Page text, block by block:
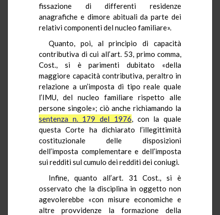
fissazione di differenti residenze
anagrafiche e dimore abituali da parte dei
relativi componenti del nucleo familiare».
Quanto, poi, al principio di capacità
contributiva di cui all’art. 53, primo comma,
Cost., si è parimenti dubitato «della
maggiore capacità contributiva, peraltro in
relazione a un’imposta di tipo reale quale
l’IMU, del nucleo familiare rispetto alle
persone singole»; ciò anche richiamando la
sentenza n. 179 del 1976, con la quale
questa Corte ha dichiarato l’illegittimità
costituzionale delle disposizioni
dell’imposta complementare e dell’imposta
sui redditi sul cumulo dei redditi dei coniugi.
Infine, quanto all’art. 31 Cost., si è
osservato che la disciplina in oggetto non
agevolerebbe «con misure economiche e
altre provvidenze la formazione della